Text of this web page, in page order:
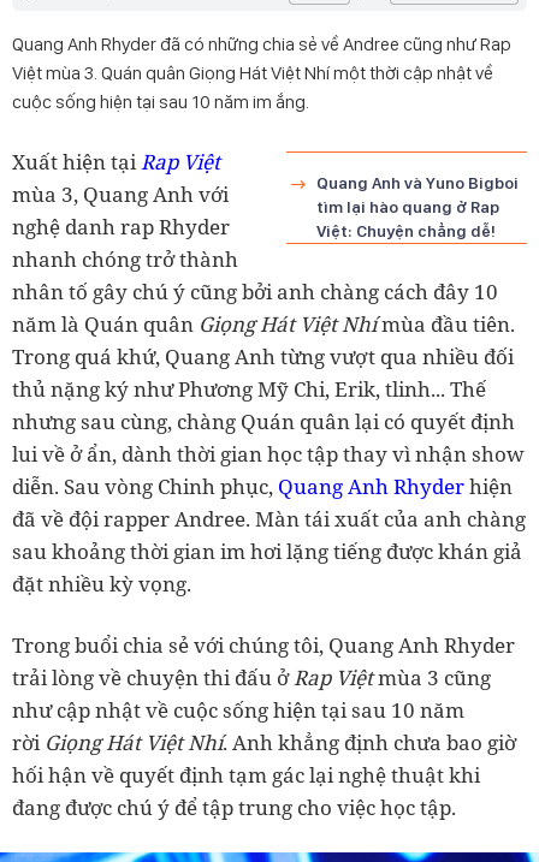
Quang Anh Rhyder đã có những chia sẻ về Andree cũng như Rap
Việt mùa 3. Quán quân Giọng Hát Việt Nhí một thời cập nhật về
cuộc sống hiện tại sau 10 năm im ắng.
Quang Anh và Yuno Bigboi
tìm lại hào quang ở Rap
Việt: Chuyện chẳng dễ!
Xuất hiện tạiRap Việt
mùa 3, Quang Anh với
nghệ danh rap Rhyder
nhanh chóng trở thành
nhân tố gây chú ý cũng bởi anh chàng cách đây 10
năm là Quán quân Giọng Hát Việt Nhímùa đầu tiên.
Trong quá khứ, Quang Anh từng vượt qua nhiều đối
thủ nặng ký như Phương Mỹ Chi, Erik, tlinh... Thế
nhưng sau cùng, chàng Quán quân lại có quyết định
lui về ở ẩn, dành thời gian học tập thay vì nhận show
diễn. Sau vòng Chinh phục, Quang Anh Rhyderhiện
đã về đội rapper Andree. Màn tái xuất của anh chàng
sau khoảng thời gian im hơi lặng tiếng được khán giả
đặt nhiều kỳ vọng.
Trong buổi chia sẻ với chúng tôi, Quang Anh Rhyder
trải lòng về chuyện thi đấu ởRap Việtmùa 3 cũng
như cập nhật về cuộc sống hiện tại sau 10 năm
rờiGiọng Hát Việt Nhí. Anh khẳng định chưa bao giờ
hối hận về quyết định tạm gác lại nghệ thuật khi
đang được chú ý để tập trung cho việc học tập.